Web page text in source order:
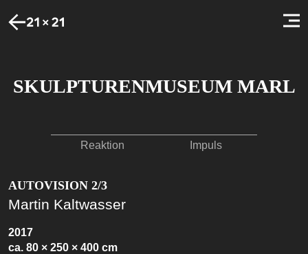
SKULPTURENMUSEUM MARL
Reaktion Impuls
AUTOVISION 2/3
Martin Kaltwasser
2017
ca. 80 × 250 × 400 cm